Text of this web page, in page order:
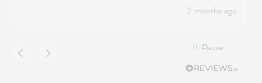
2 months ago
Pause